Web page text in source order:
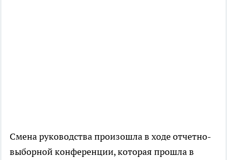
Смена руководства произошла в ходе отчетно-
выборной конференции, которая прошла в